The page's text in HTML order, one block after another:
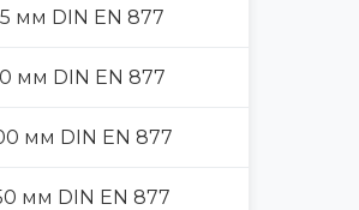
мм DIN EN 877
мм DIN EN 877
мм DIN EN 877
мм DIN EN 877